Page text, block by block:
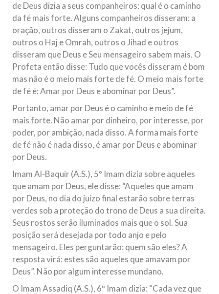
de Deus dizia a seus companheiros: qual é o caminho
da fé mais forte. Alguns companheiros disseram: a
oração, outros disseram o Zakat, outros jejum,
outros o Haj e Omrah, outros o Jihad e outros
disseram que Deus e Seu mensageiro sabem mais. O
Profeta então disse: Tudo que vocês disseram é bom
mas não é o meio mais forte de fé. O meio mais forte
de fé é: Amar por Deus e abominar por Deus”.
Portanto, amar por Deus é o caminho e meio de fé
mais forte. Não amar por dinheiro, por interesse, por
poder, por ambição, nada disso. A forma mais forte
de fé não é nada disso, é amar por Deus e abominar
por Deus.
Imam Al-Baquir (A.S.), 5º Imam dizia sobre aqueles
que amam por Deus, ele disse: “Aqueles que amam
por Deus, no dia do juízo final estarão sobre terras
verdes sob a proteção do trono de Deus a sua direita.
Seus rostos serão iluminados mais que o sol. Sua
posição será desejada por todo anjo e pelo
mensageiro. Eles perguntarão: quem são eles? A
resposta virá: estes são aqueles que amavam por
Deus”. Não por algum interesse mundano.
O Imam Assadiq (A.S.), 6º Imam dizia: “Cada vez que